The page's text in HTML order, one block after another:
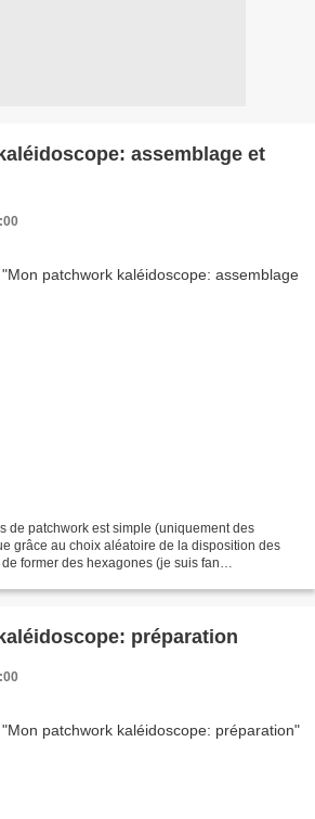
assemblage et
de patchwork est simple (uniquement des
grâce au choix aléatoire de la disposition des
former des hexagones (je suis fan
préparation